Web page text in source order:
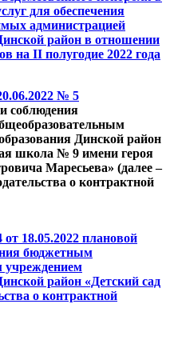
для обеспечения
администрацией
район в отношении
на II полугодие 2022 года
№ 5
соблюдения
Динской район
школа № 9 имени героя
Маресьева» (далее –
о контрактной
18.05.2022 плановой
бюджетным
учреждением
район «Детский сад
о контрактной